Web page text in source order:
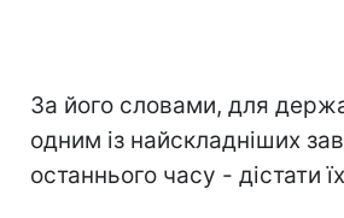
За його словами, для
одним із найскладніших
останнього часу - дістати